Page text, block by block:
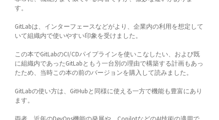
す。
GitLabは、インターフェースなどがより、企業内の利用を想定して
いて組織内で使いやすい印象を受けました。
この本でGitLabのCI/CDパイプラインを使いこなしたい、および既
に組織内であったGitLabともう一台別の理由で構築する計画もあっ
たため、当時この本の前のバージョンを購入して読みました。
GitLabの使い方は、GitHubと同様に使える一方で機能も豊富にあり
ます。